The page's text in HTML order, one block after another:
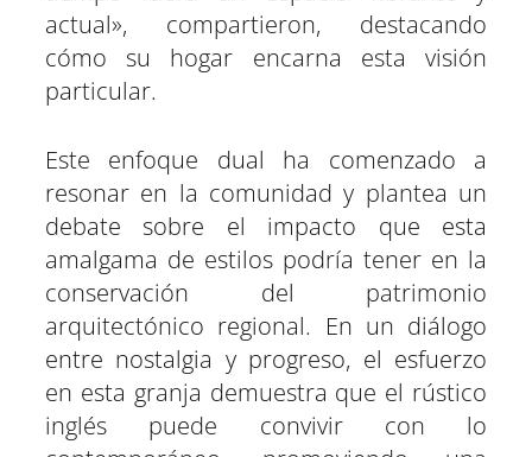
actual», compartieron, destacando
cómo su hogar encarna esta visión
particular.
Este enfoque dual ha comenzado a
resonar en la comunidad y plantea un
debate sobre el impacto que esta
amalgama de estilos podría tener en la
conservación del patrimonio
arquitectónico regional. En un diálogo
entre nostalgia y progreso, el esfuerzo
en esta granja demuestra que el rústico
inglés puede convivir con lo